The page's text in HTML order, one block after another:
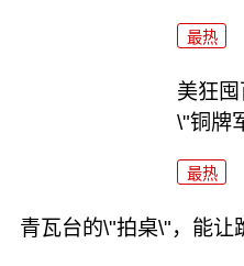
最热
美狂
\"铜牌
最热
青瓦台的\"拍桌\"，能让